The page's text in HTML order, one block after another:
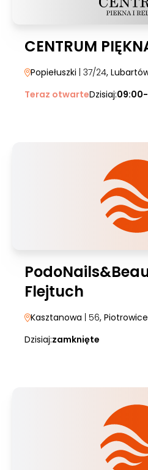
CENTRUM
Popiełuszki | 37/24,
Teraz otwarteDzisiaj:
Flejtuch
Kasztanowa | 56, Piotrowice
Dzisiaj:zamknięte